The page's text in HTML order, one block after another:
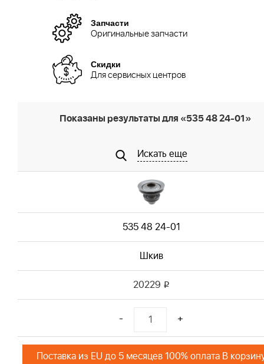
Запчасти
Оригинальные запчасти
Скидки
Для сервисных центров
Показаны результаты для «535 48 24-01»
Искать еще
535 48 24-01
Шкив
20229 i
- +
Поставка из EU до 5 месяцев 100% оплата В